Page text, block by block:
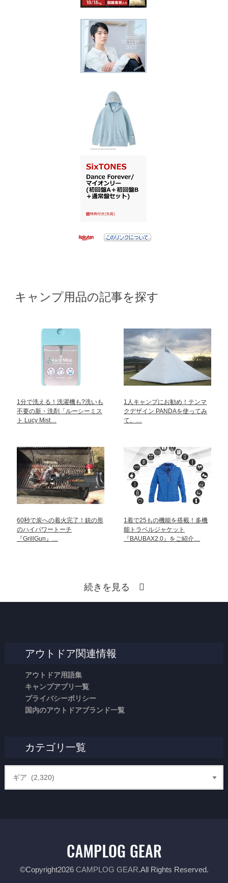
キャンプ用品の記事を探す
1分で洗える！洗濯機も?洗いも
不要の新・洗剤「ルーシーミス
ト Lucy Mist…
1人キャンプにお勧め！テンマ
クデザイン PANDAを使ってみ
て。…
60秒で炭への着火完了！銃の形
のハイパワートーチ
『GrillGun』…
1着で25もの機能を搭載！多機
能トラベルジャケット
『BAUBAX2.0』をご紹介…
続きを見る
アウトドア関連情報
アウトドア用語集
キャンプアプリ一覧
プライバシーポリシー
国内のアウトドアブランド一覧
カテゴリ一覧
©Copyright2026 CAMPLOG GEAR.All Rights Reserved.